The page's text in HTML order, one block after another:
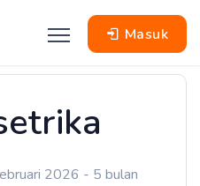
Masuk
2026 - 5 bulan